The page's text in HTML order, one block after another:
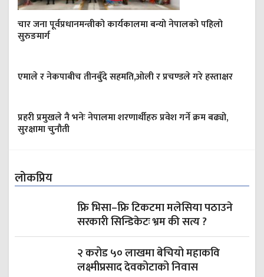
चार जना पूर्वप्रधानमन्त्रीको कार्यकालमा बन्यो नेपालको पहिलो
सुरुङमार्ग
एमाले र नेकपाबीच तीनबुँदे सहमति,ओली र प्रचण्डले गरे हस्ताक्षर
प्रहरी प्रमुखले नै भनेः नेपालमा शरणार्थीहरु प्रवेश गर्ने क्रम बढ्यो,
सुरक्षामा चुनौती
लोकप्रिय
फ्रि भिसा–फ्रि टिकटमा मलेसिया पठाउने
सरकारी सिन्डिकेटः भ्रम की सत्य ?
२ करोड ५० लाखमा बेचियो महाकवि
लक्ष्मीप्रसाद देवकोटाको निवास